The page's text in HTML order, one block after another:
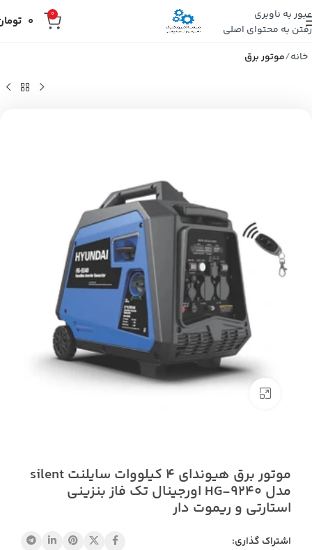
عبور به ناوبری
رفتن به محتوای اصلی
0
0
خانه موتور برق
موتور برق هیوندای 4 کیلووات سایلنت silent
مدل HG-9240 اورجینال تک فاز بنزینی
استارتی و ریموت دار
اشتراک گذاری: